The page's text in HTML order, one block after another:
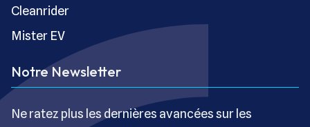
Cleanrider
Mister EV
Notre Newsletter
Ne ratez plus les dernières avancées sur les